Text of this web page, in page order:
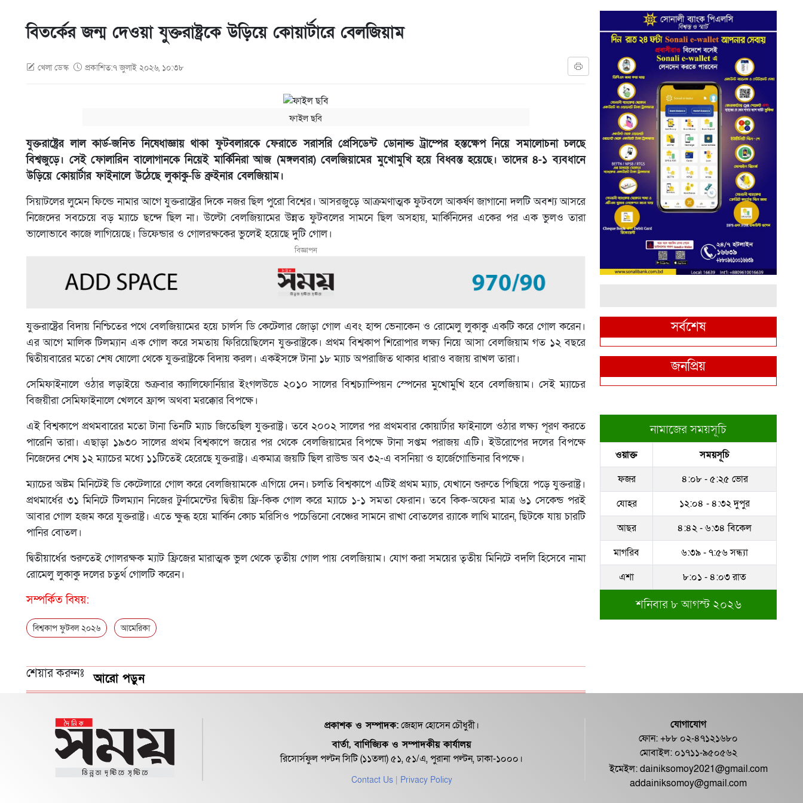
বিতর্কের জন্ম দেওয়া যুক্তরাষ্ট্রকে উড়িয়ে কোয়ার্টারে বেলজিয়াম
খেলা ডেস্ক প্রকাশিত:৭ জুলাই ২০২৬, ১০:৩৮
ফাইল ছবি
যুক্তরাষ্ট্রের লাল কার্ড-জনিত নিষেধাজ্ঞায় থাকা ফুটবলারকে ফেরাতে সরাসরি প্রেসিডেন্ট ডোনাল্ড ট্রাম্পের হস্তক্ষেপ নিয়ে সমালোচনা চলছে
বিশ্বজুড়ে। সেই ফোলারিন বালোগানকে নিয়েই মার্কিনিরা আজ (মঙ্গলবার) বেলজিয়ামের মুখোমুখি হয়ে বিধ্বস্ত হয়েছে। তাদের ৪-১ ব্যবধানে
উড়িয়ে কোয়ার্টার ফাইনালে উঠেছে লুকাকু-ডি ব্রুইনার বেলজিয়াম।
সিয়াটলের লুমেন ফিল্ডে নামার আগে যুক্তরাষ্ট্রের দিকে নজর ছিল পুরো বিশ্বের। আসরজুড়ে আক্রমণাত্মক ফুটবলে আকর্ষণ জাগানো দলটি অবশ্য আসরে
নিজেদের সবচেয়ে বড় ম্যাচে ছন্দে ছিল না। উল্টো বেলজিয়ামের উন্নত ফুটবলের সামনে ছিল অসহায়, মার্কিনিদের একের পর এক ভুলও তারা
ভালোভাবে কাজে লাগিয়েছে। ডিফেন্ডার ও গোলরক্ষকের ভুলেই হয়েছে দুটি গোল।
বিজ্ঞাপন
যুক্তরাষ্ট্রের বিদায় নিশ্চিতের পথে বেলজিয়ামের হয়ে চার্লস ডি কেটেলার জোড়া গোল এবং হান্স ভেনাকেন ও রোমেলু লুকাকু একটি করে গোল করেন।
এর আগে মালিক টিলম্যান এক গোল করে সমতায় ফিরিয়েছিলেন যুক্তরাষ্ট্রকে। প্রথম বিশ্বকাপ শিরোপার লক্ষ্য নিয়ে আসা বেলজিয়াম গত ১২ বছরে
দ্বিতীয়বারের মতো শেষ ষোলো থেকে যুক্তরাষ্ট্রকে বিদায় করল। একইসঙ্গে টানা ১৮ ম্যাচ অপরাজিত থাকার ধারাও বজায় রাখল তারা।
সেমিফাইনালে ওঠার লড়াইয়ে শুক্রবার ক্যালিফোর্নিয়ার ইংগলউডে ২০১০ সালের বিশ্বচ্যাম্পিয়ন স্পেনের মুখোমুখি হবে বেলজিয়াম। সেই ম্যাচের
বিজয়ীরা সেমিফাইনালে খেলবে ফ্রান্স অথবা মরক্কোর বিপক্ষে।
এই বিশ্বকাপে প্রথমবারের মতো টানা তিনটি ম্যাচ জিতেছিল যুক্তরাষ্ট্র। তবে ২০০২ সালের পর প্রথমবার কোয়ার্টার ফাইনালে ওঠার লক্ষ্য পূরণ করতে
পারেনি তারা। এছাড়া ১৯৩০ সালের প্রথম বিশ্বকাপে জয়ের পর থেকে বেলজিয়ামের বিপক্ষে টানা সপ্তম পরাজয় এটি। ইউরোপের দলের বিপক্ষে
নিজেদের শেষ ১২ ম্যাচের মধ্যে ১১টিতেই হেরেছে যুক্তরাষ্ট্র। একমাত্র জয়টি ছিল রাউন্ড অব ৩২-এ বসনিয়া ও হার্জেগোভিনার বিপক্ষে।
ম্যাচের অষ্টম মিনিটেই ডি কেটেলারে গোল করে বেলজিয়ামকে এগিয়ে দেন। চলতি বিশ্বকাপে এটিই প্রথম ম্যাচ, যেখানে শুরুতে পিছিয়ে পড়ে যুক্তরাষ্ট্র।
প্রথমার্ধের ৩১ মিনিটে টিলম্যান নিজের টুর্নামেন্টের দ্বিতীয় ফ্রি-কিক গোল করে ম্যাচে ১-১ সমতা ফেরান। তবে কিক-অফের মাত্র ৬১ সেকেন্ড পরই
আবার গোল হজম করে যুক্তরাষ্ট্র। এতে ক্ষুব্ধ হয়ে মার্কিন কোচ মরিসিও পচেত্তিনো বেঞ্চের সামনে রাখা বোতলের র‌্যাকে লাথি মারেন, ছিটকে যায় চারটি
পানির বোতল।
দ্বিতীয়ার্ধের শুরুতেই গোলরক্ষক ম্যাট ফ্রিজের মারাত্মক ভুল থেকে তৃতীয় গোল পায় বেলজিয়াম। যোগ করা সময়ের তৃতীয় মিনিটে বদলি হিসেবে নামা
রোমেলু লুকাকু দলের চতুর্থ গোলটি করেন।
সম্পর্কিত বিষয়:
বিশ্বকাপ ফুটবল ২০২৬ আমেরিকা
শেয়ার করুনঃ আরো পড়ুন
সর্বশেষ
জনপ্রিয়
নামাজের সময়সূচি
ওয়াক্ত
সময়সূচি
ফজর
৪:০৮ - ৫:২৫ ভোর
যোহর
১২:০৪ - ৪:৩২ দুপুর
আছর
৪:৪২ - ৬:৩৪ বিকেল
মাগরিব
৬:৩৯ - ৭:৫৬ সন্ধ্যা
এশা
৮:০১ - ৪:০৩ রাত
শনিবার ৮ আগস্ট ২০২৬
প্রকাশক ও সম্পাদক:জেহাদ হোসেন চৌধুরী।
বার্তা, বাণিজ্যিক ও সম্পাদকীয় কার্যালয়
রিসোর্সফুল পল্টন সিটি (১১তলা) ৫১, ৫১/এ, পুরানা পল্টন, ঢাকা-১০০০।
Contact Us | Privacy Policy
যোগাযোগ
ফোন: +৮৮ ০২-৪৭১২১৬৮০
মোবাইল: ০১৭১১-৯৫০৫৬২
ইমেইল:dainiksomoy2021@gmail.com
addainiksomoy@gmail.com